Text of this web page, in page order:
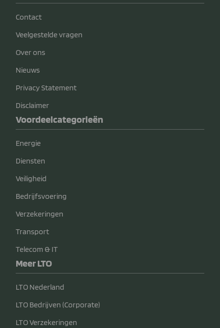
Contact
Veelgestelde vragen
Over ons
Nieuws
Privacy Statement
Disclaimer
Voordeelcategorieën
Energie
Diensten
Veiligheid
Bedrijfsvoering
Verzekeringen
Transport
Telecom & IT
Meer LTO
LTO Nederland
LTO Bedrijven (Corporate)
LTO Verzekeringen